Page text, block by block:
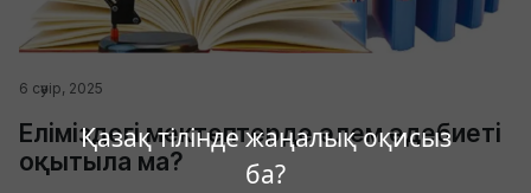
Қазақ тілінде жаңалық оқисыз
ба?
6 сәуір, 2025
Еліміздегі мектептерде әлем әдебиеті
оқытыла ма?